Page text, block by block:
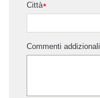
*
Città
Commenti addizionali